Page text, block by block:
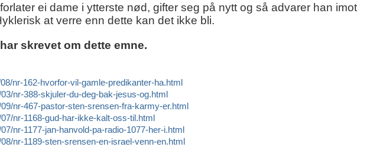
ei dame i ytterste nød, gifter seg på nytt og så advarer han imot
at verre enn dette kan det ikke bli.
skrevet om dette emne.
nr-162-hvorfor-vil-gamle-predikanter-ha.html
nr-388-skjuler-du-deg-bak-jesus-og.html
nr-467-pastor-sten-srensen-fra-karmy-er.html
nr-1168-gud-har-ikke-kalt-oss-til.html
nr-1177-jan-hanvold-pa-radio-1077-her-i.html
nr-1189-sten-srensen-en-israel-venn-en.html